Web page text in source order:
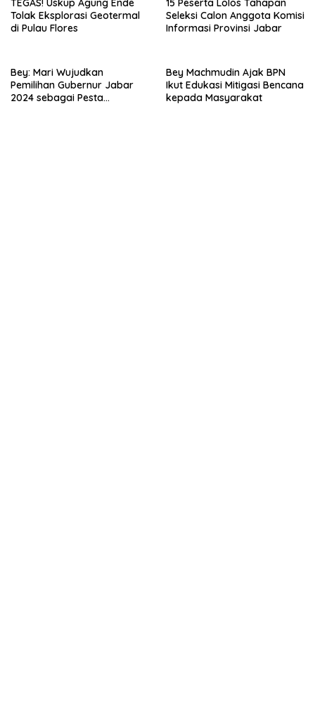
TEGAS! Uskup Agung Ende
Tolak Eksplorasi Geotermal
di Pulau Flores
15 Peserta Lolos Tahapan
Seleksi Calon Anggota Komisi
Informasi Provinsi Jabar
Bey: Mari Wujudkan
Pemilihan Gubernur Jabar
2024 sebagai Pesta
Bey Machmudin Ajak BPN
Ikut Edukasi Mitigasi Bencana
kepada Masyarakat